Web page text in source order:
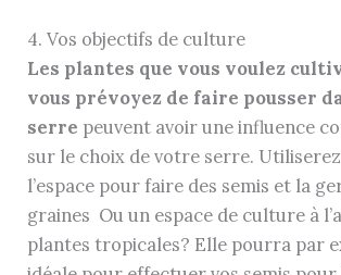
4. Vos objectifs de culture
Les plantes que vous voulez
vous prévoyez de faire pousser
serre peuvent avoir une influence
sur le choix de votre serre.
l’espace pour faire des semis et la
graines Ou un espace de culture à
plantes tropicales? Elle pourra par